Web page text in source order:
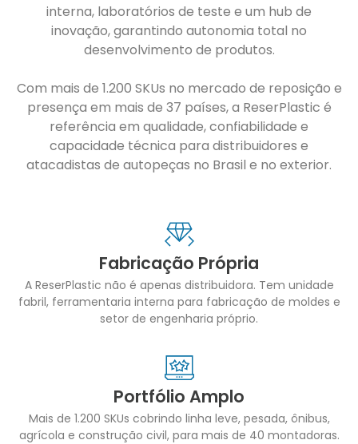
interna, laboratórios de teste e um hub de
inovação, garantindo autonomia total no
desenvolvimento de produtos.
Com mais de 1.200 SKUs no mercado de reposição e
presença em mais de 37 países, a ReserPlastic é
referência em qualidade, confiabilidade e
capacidade técnica para distribuidores e
atacadistas de autopeças no Brasil e no exterior.
Fabricação Própria
A ReserPlastic não é apenas distribuidora. Tem unidade
fabril, ferramentaria interna para fabricação de moldes e
setor de engenharia próprio.
Portfólio Amplo
Mais de 1.200 SKUs cobrindo linha leve, pesada, ônibus,
agrícola e construção civil, para mais de 40 montadoras.